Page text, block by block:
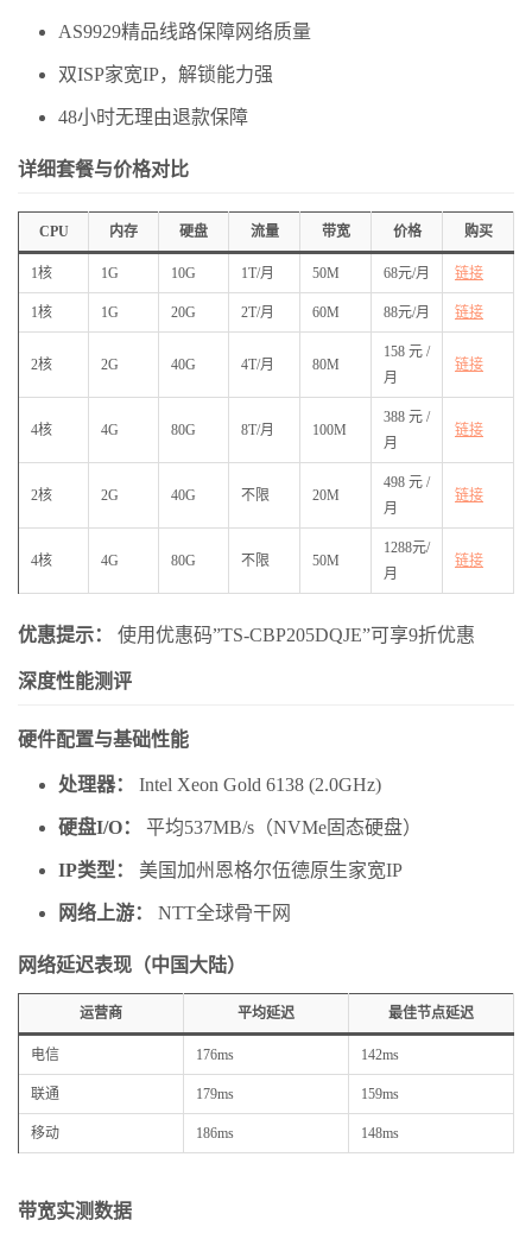
AS9929精品线路保障网络质量
双ISP家宽IP，解锁能力强
48小时无理由退款保障
详细套餐与价格对比
CPU 内存 硬盘 流量 带宽 价格 购买
1核 1G 10G 1T/月 50M 68元/月 链接
1核 1G 20G 2T/月 60M 88元/月 链接
2核 2G 40G 4T/月 80M
158元/
月
链接
4核 4G 80G 8T/月 100M
388元/
月
链接
2核 2G 40G 不限 20M
498元/
月
链接
4核 4G 80G 不限 50M
1288元/
月
链接
优惠提示： 使用优惠码”TS-CBP205DQJE”可享9折优惠
深度性能测评
硬件配置与基础性能
处理器： Intel Xeon Gold 6138 (2.0GHz)
硬盘I/O： 平均537MB/s（NVMe固态硬盘）
IP类型： 美国加州恩格尔伍德原生家宽IP
网络上游： NTT全球骨干网
网络延迟表现（中国大陆）
运营商 平均延迟 最佳节点延迟
电信 176ms 142ms
联通 179ms 159ms
移动 186ms 148ms
带宽实测数据